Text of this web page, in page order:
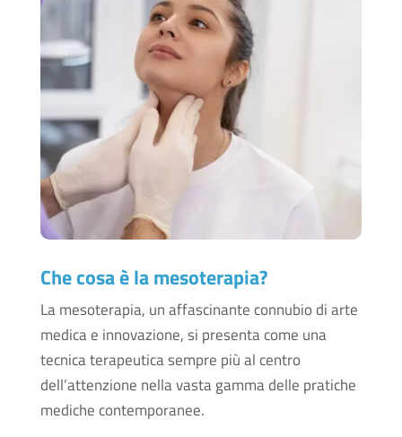
Che cosa è la mesoterapia?
La mesoterapia, un affascinante connubio di arte
medica e innovazione, si presenta come una
tecnica terapeutica sempre più al centro
dell’attenzione nella vasta gamma delle pratiche
mediche contemporanee.